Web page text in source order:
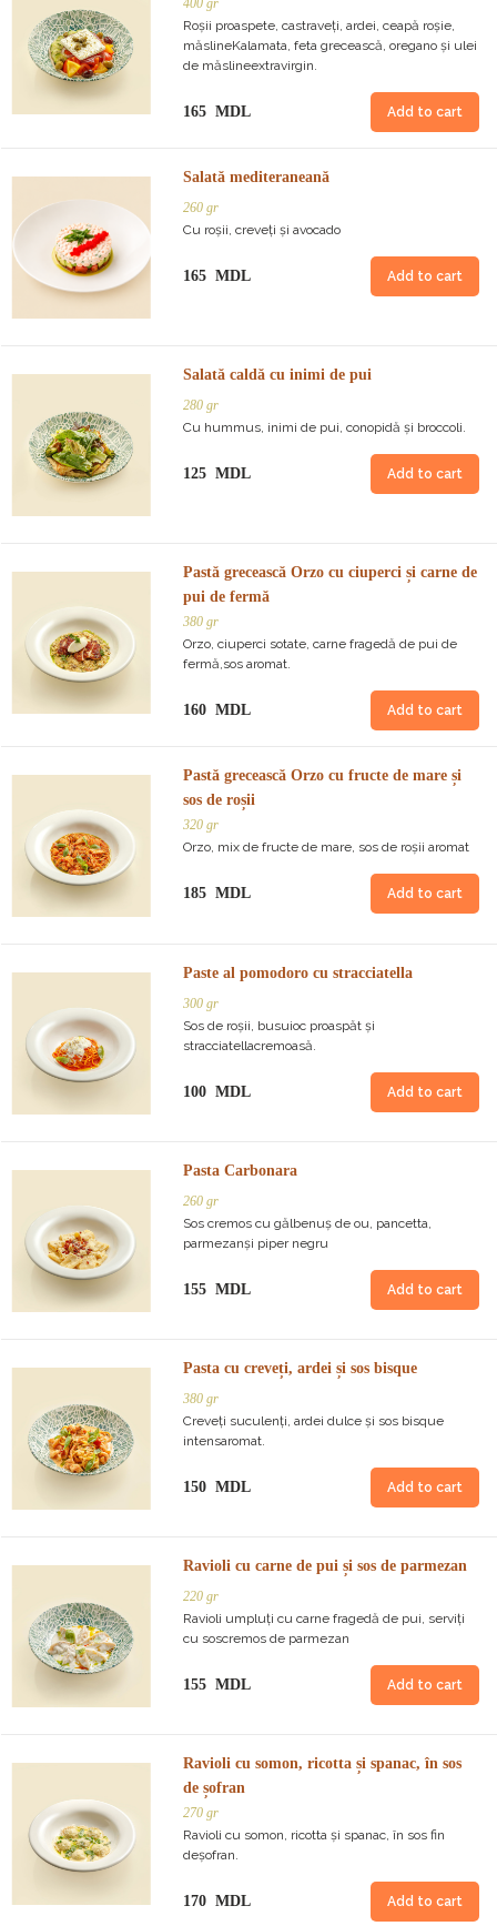
400 gr
Roșii proaspete, castraveți, ardei, ceapă roșie,
măslineKalamata, feta grecească, oregano și ulei
de măslineextravirgin.
165 MDL Add to cart
Salată mediteraneană
260 gr
Cu roșii, creveți și avocado
165 MDL Add to cart
Salată caldă cu inimi de pui
280 gr
Cu hummus, inimi de pui, conopidă și broccoli.
125 MDL Add to cart
Pastă grecească Orzo cu ciuperci și carne de
pui de fermă
380 gr
Orzo, ciuperci sotate, carne fragedă de pui de
fermă,sos aromat.
160 MDL Add to cart
Pastă grecească Orzo cu fructe de mare și
sos de roșii
320 gr
Orzo, mix de fructe de mare, sos de roșii aromat
185 MDL Add to cart
Paste al pomodoro cu stracciatella
300 gr
Sos de roșii, busuioc proaspăt și
stracciatellacremoasă.
100 MDL Add to cart
Pasta Carbonara
260 gr
Sos cremos cu gălbenuș de ou, pancetta,
parmezanși piper negru
155 MDL Add to cart
Pasta cu creveți, ardei și sos bisque
380 gr
Creveți suculenți, ardei dulce și sos bisque
intensaromat.
150 MDL Add to cart
Ravioli cu carne de pui și sos de parmezan
220 gr
Ravioli umpluți cu carne fragedă de pui, serviți
cu soscremos de parmezan
155 MDL Add to cart
Ravioli cu somon, ricotta și spanac, în sos
de șofran
270 gr
Ravioli cu somon, ricotta și spanac, în sos fin
deșofran.
170 MDL Add to cart